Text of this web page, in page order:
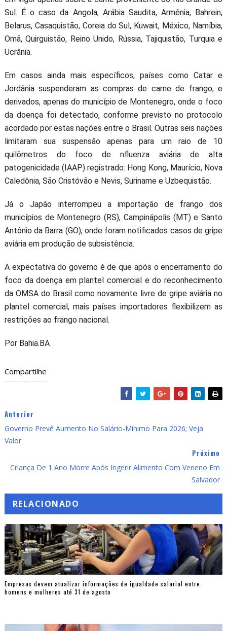
Sul. É o caso da Angola, Arábia Saudita, Armênia, Bahrein,
Belarus, Casaquistão, Coreia do Sul, Kuwait, México, Namíbia,
Omã, Quirguistão, Reino Unido, Rússia, Tajiquistão, Turquia e
Ucrânia.
Em casos ainda mais específicos, países como Catar e
Jordânia suspenderam as compras de carne de frango, e
derivados, apenas do município de Montenegro, onde o foco
da doença foi detectado, conforme previsto no protocolo
acordado por estas nações entre o Brasil. Outras seis nações
limitaram sua suspensão apenas para um raio de 10
quilômetros do foco de nfluenza aviária de alta
patogenicidade (IAAP) registrado: Hong Kong, Maurício, Nova
Caledônia, São Cristóvão e Nevis, Suriname e Uzbequistão.
Já o Japão interrompeu a importação de frango dos
municípios de Montenegro (RS), Campinápolis (MT) e Santo
Antônio da Barra (GO), onde foram notificados casos de gripe
aviária em produção de subsistência.
A expectativa do governo é de que após o encerramento do
foco da doença em plantel comercial e do reconhecimento
da OMSA do Brasil como novamente livre de gripe aviária no
plantel comercial, mais países importadores flexibilizem as
restrições ao frango nacional.
Por Bahia.BA
Compartilhe
Anterior
Governo Prevê Aumento No Salário-Mínimo Para 2026; Veja
Valor
Próximo
Criança De 1 Ano Morre Após Ingerir Alimento Com Veneno Em
Salvador
RELACIONADO
Empresas devem atualizar informações de igualdade salarial entre
homens e mulheres até 31 de agosto